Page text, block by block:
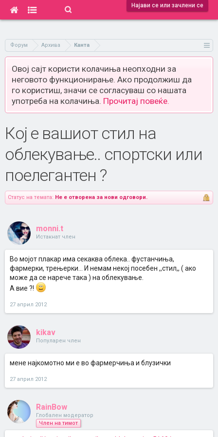
Најави се или зачлени се
Форум Архива Канта
Овој сајт користи колачиња неопходни за
неговото функционирање. Ако продолжиш да
го користиш, значи се согласуваш со нашата
употреба на колачиња. Прочитај повеќе.
Кој е вашиот стил на
облекување.. спортски или
поелегантен ?
Статус на темата: Не е отворена за нови одговори.
monni.t
Истакнат член
Во мојот плакар има секаква облека.. фустанчиња,
фармерки, трењерки... И немам некој посебен ,,стил,, ( ако
може да се нарече така ) на облекување.
А вие ?!
27 април 2012
kikav
Популарен член
мене најкомотно ми е во фармерчиња и блузички
27 април 2012
RainBow
Глобален модератор
Член на тимот